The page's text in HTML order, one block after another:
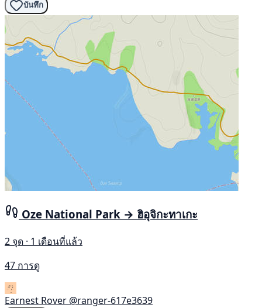
บันทึก
Oze National Park → ฮิอุจิกะทาเกะ
2 จุด · 1 เดือนที่แล้ว
47 การดู
Earnest Rover @ranger-617e3639